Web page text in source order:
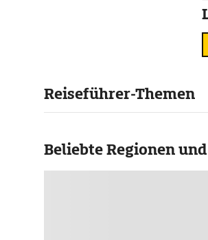
Reiseführer-Themen
Beliebte Regionen